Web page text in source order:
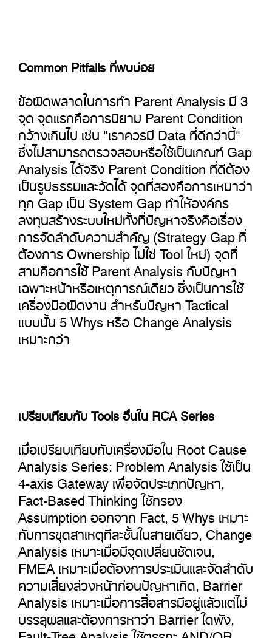
Common Pitfalls ที่พบบ่อย
ข้อผิดพลาดในการทำ Parent Analysis มี 3
จุด จุดแรกคือการนิยาม Parent Condition
กว้างเกินไป เช่น "เราควรมี Data ที่ดีกว่านี้"
ซึ่งไม่สามารถตรวจสอบหรือใช้เป็นเกณฑ์ Gap
Analysis ได้จริง Parent Condition ที่ดีต้อง
เป็นรูปธรรมและวัดได้ จุดที่สองคือการเหมาว่า
ทุก Gap เป็น System Gap ทำให้องค์กร
ลงทุนสร้างระบบใหม่ทั้งที่ปัญหาจริงคือเรื่อง
การจัดลำดับความสำคัญ (Strategy Gap ที่
ต้องการ Ownership ไม่ใช่ Tool ใหม่) จุดที่
สามคือการใช้ Parent Analysis กับปัญหา
เฉพาะหน้าหรือเหตุการณ์เดียว ซึ่งเป็นการใช้
เครื่องมือผิดงาน สำหรับปัญหา Tactical
แบบนั้น 5 Whys หรือ Change Analysis
เหมาะกว่า
เปรียบเทียบกับ Tools อื่นใน RCA Series
เมื่อเปรียบเทียบกับเครื่องมือใน Root Cause
Analysis Series: Problem Analysis ใช้เป็น
4-axis Gateway เพื่อจัดประเภทปัญหา,
Fact-Based Thinking ใช้กรอง
Assumption ออกจาก Fact, 5 Whys เหมาะ
กับการขุดสาเหตุทีละชั้นในสายเดียว, Change
Analysis เหมาะเมื่อมีจุดเปลี่ยนชัดเจน,
FMEA เหมาะเมื่อต้องการประเมินและจัดลำดับ
ความเสี่ยงล่วงหน้าก่อนปัญหาเกิด, Barrier
Analysis เหมาะเมื่อการสื่อสารมีอยู่แล้วแต่ไม่
บรรลุผลและต้องการหาว่า Barrier ใดพัง,